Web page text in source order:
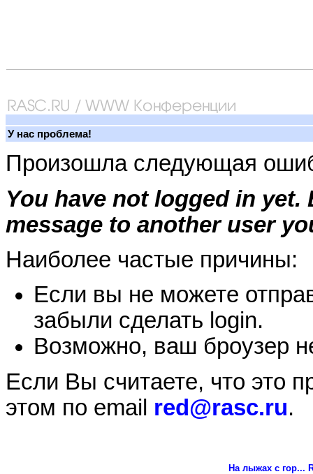
У нас проблема!
Произошла следующая
You have not logged in
message to another user
Наиболее частые причины:
Если вы не можете
забыли сделать login.
Возможно, ваш броузер
Если Вы считаете, что это
этом по email red@rasc.ru.
На лыжах с гор...